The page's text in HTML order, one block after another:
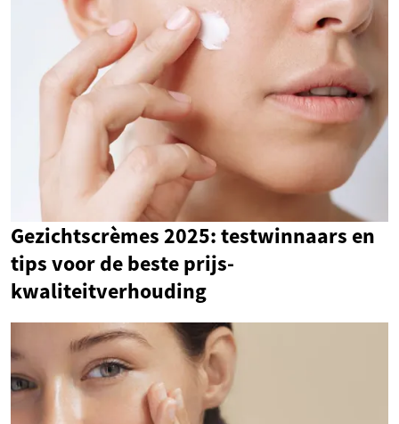
Gezichtscrèmes 2025: testwinnaars en
tips voor de beste prijs-
kwaliteitverhouding